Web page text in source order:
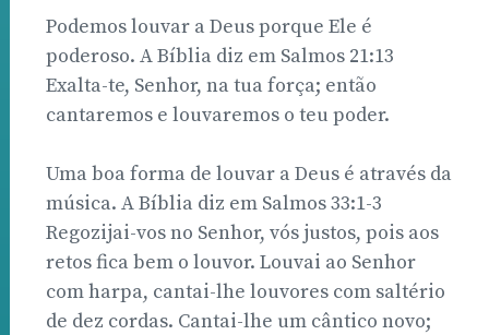
Podemos louvar a Deus porque Ele é
poderoso. A Bíblia diz em Salmos 21:13
Exalta-te, Senhor, na tua força; então
cantaremos e louvaremos o teu poder.
Uma boa forma de louvar a Deus é através da
música. A Bíblia diz em Salmos 33:1-3
Regozijai-vos no Senhor, vós justos, pois aos
retos fica bem o louvor. Louvai ao Senhor
com harpa, cantai-lhe louvores com saltério
de dez cordas. Cantai-lhe um cântico novo;